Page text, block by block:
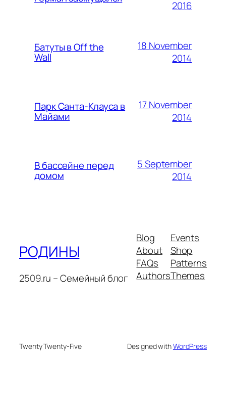
2016
Батуты в Off the
Wall
18 November
2014
Парк Санта-Клауса в
Майами
17 November
2014
В бассейне перед
домом
5 September
2014
РОДИНЫ
2509.ru – Семейный блог
Blog
About
FAQs
Authors
Events
Shop
Patterns
Themes
Twenty Twenty-Five Designed withWordPress